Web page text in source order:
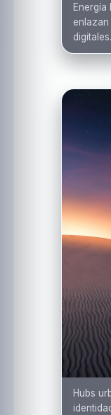
digitales.
Hubs